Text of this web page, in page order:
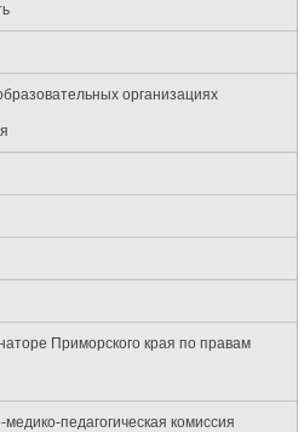
организациях
Приморского края по правам
педагогическая комиссия